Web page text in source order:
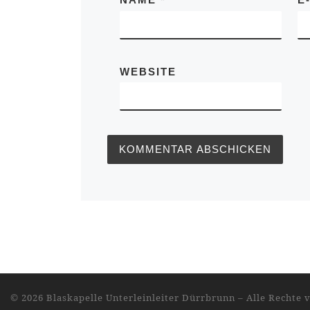
WEBSITE
© 2026 Blaskapelle Unterleinleiter Dürrbrunn – Alle Rechte